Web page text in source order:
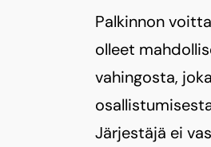
Palkinnon
olleet
vahingosta,
Järjestäjä ei